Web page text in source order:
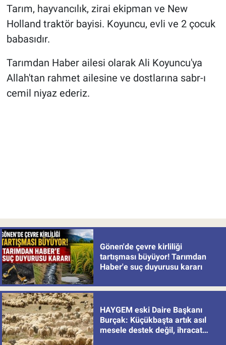
Tarım, hayvancılık, zirai ekipman ve New
Holland traktör bayisi. Koyuncu, evli ve 2 çocuk
babasıdır.
Tarımdan Haber ailesi olarak Ali Koyuncu'ya
Allah'tan rahmet ailesine ve dostlarına sabr-ı
cemil niyaz ederiz.
Gönen'de çevre kirliliği
tartışması büyüyor! Tarımdan
Haber'e suç duyurusu kararı
HAYGEM eski Daire Başkanı
Burçak: Küçükbaşta artık asıl
mesele destek değil, ihracat